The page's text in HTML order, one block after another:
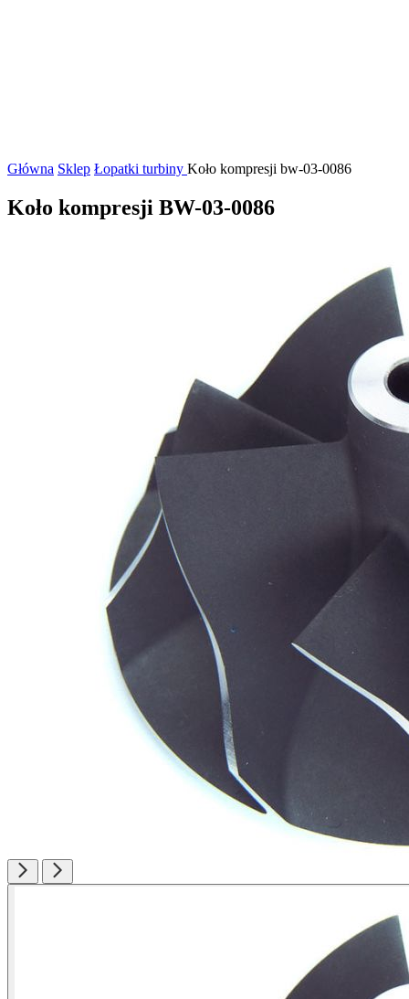
Główna Sklep Łopatki turbiny Koło kompresji bw-03-0086
Koło kompresji BW-03-0086